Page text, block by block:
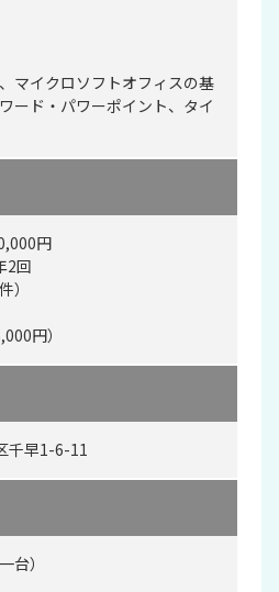
マイクロソフトオフィスの基
ード・パワーポイント、タイ
円
2回
）
円）
千早1-6-11
台）